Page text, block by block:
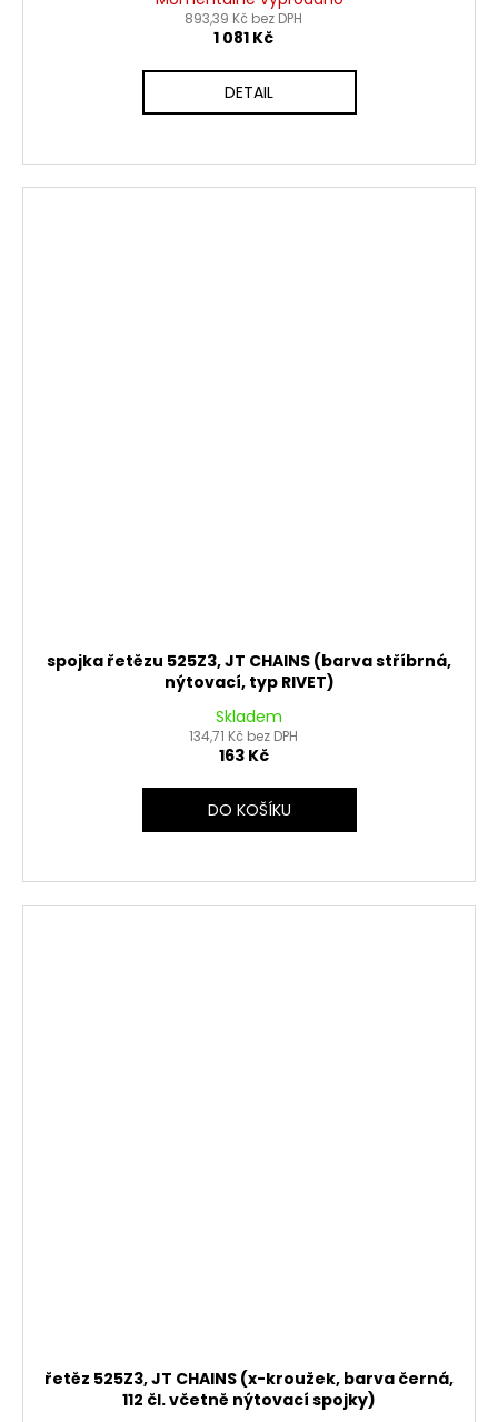
893,39 Kč bez DPH
1 081 Kč
DETAIL
spojka řetězu 525Z3, JT CHAINS (barva stříbrná,
nýtovací, typ RIVET)
Skladem
134,71 Kč bez DPH
163 Kč
DO KOŠÍKU
řetěz 525Z3, JT CHAINS (x-kroužek, barva černá,
112 čl. včetně nýtovací spojky)